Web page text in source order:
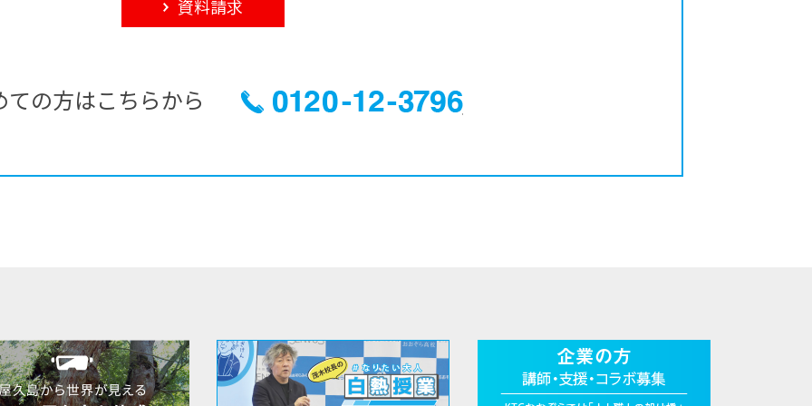
資料請求
ての方はこちらから 0120-12-3796